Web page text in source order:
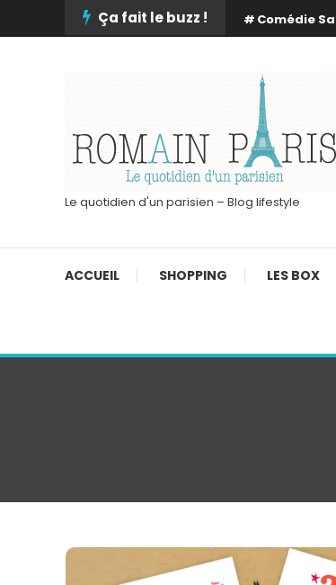
To
Ça fait le buzz ! Comédie
Le quotidien d'un parisien – Blog lifestyle
ACCUEIL SHOPPING LES BOX